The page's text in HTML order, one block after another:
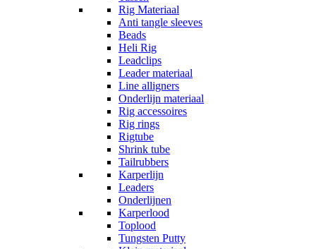
Rig Materiaal
Anti tangle sleeves
Beads
Heli Rig
Leadclips
Leader materiaal
Line alligners
Onderlijn materiaal
Rig accessoires
Rig rings
Rigtube
Shrink tube
Tailrubbers
Karperlijn
Leaders
Onderlijnen
Karperlood
Toplood
Tungsten Putty